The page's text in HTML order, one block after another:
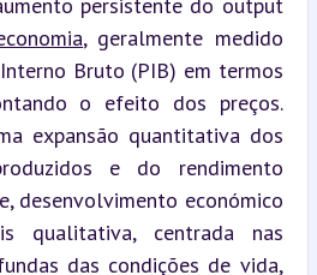
, geralmente medido
Bruto (PIB) em termos
o efeito dos preços.
expansão quantitativa dos
e do rendimento
desenvolvimento económico
qualitativa, centrada nas
das condições de vida,